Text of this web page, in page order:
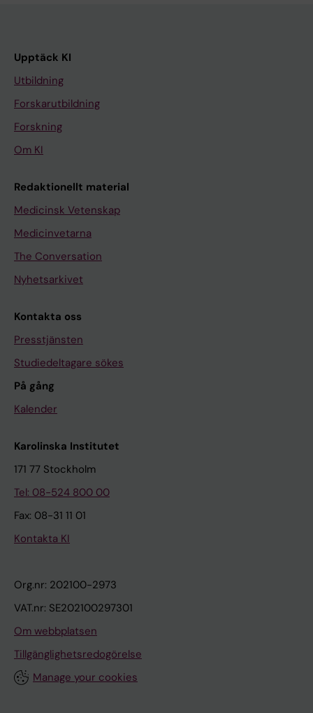
Upptäck KI
Utbildning
Forskarutbildning
Forskning
Om KI
Redaktionellt material
Medicinsk Vetenskap
Medicinvetarna
The Conversation
Nyhetsarkivet
Kontakta oss
Presstjänsten
Studiedeltagare sökes
På gång
Kalender
Karolinska Institutet
171 77 Stockholm
Tel: 08-524 800 00
Fax: 08-31 11 01
Kontakta KI
Org.nr: 202100-2973
VAT.nr: SE202100297301
Om webbplatsen
Tillgänglighetsredogörelse
Manage your cookies